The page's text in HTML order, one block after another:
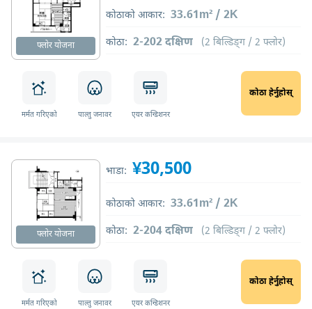
फ्लोर योजना
कोठाको आकार: 33.61m² / 2K
कोठा: 2-202 दक्षिण (2 बिल्डिङ्ग / 2 फ्लोर)
मर्मत गरिएको पाल्तु जनावर एयर कन्डिशनर
कोठा हेर्नुहोस्
फ्लोर योजना
भाडा: ¥30,500
कोठाको आकार: 33.61m² / 2K
कोठा: 2-204 दक्षिण (2 बिल्डिङ्ग / 2 फ्लोर)
मर्मत गरिएको पाल्तु जनावर एयर कन्डिशनर
कोठा हेर्नुहोस्